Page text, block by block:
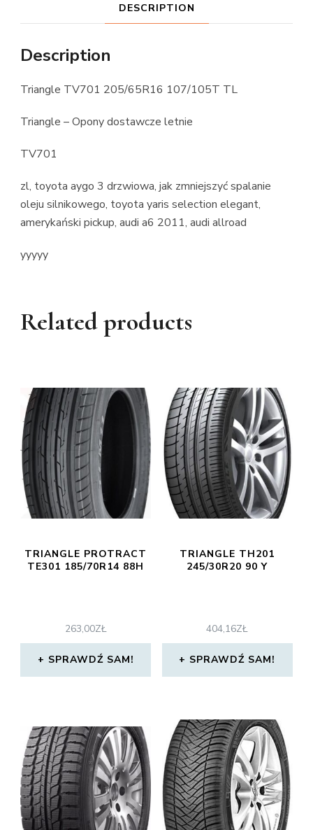
DESCRIPTION
Description
Triangle TV701 205/65R16 107/105T TL
Triangle – Opony dostawcze letnie
TV701
zl, toyota aygo 3 drzwiowa, jak zmniejszyć spalanie
oleju silnikowego, toyota yaris selection elegant,
amerykański pickup, audi a6 2011, audi allroad
yyyyy
Related products
TRIANGLE PROTRACT
TE301 185/70R14 88H
263,00ZŁ
SPRAWDŹ SAM!
TRIANGLE TH201
245/30R20 90 Y
404,16ZŁ
SPRAWDŹ SAM!